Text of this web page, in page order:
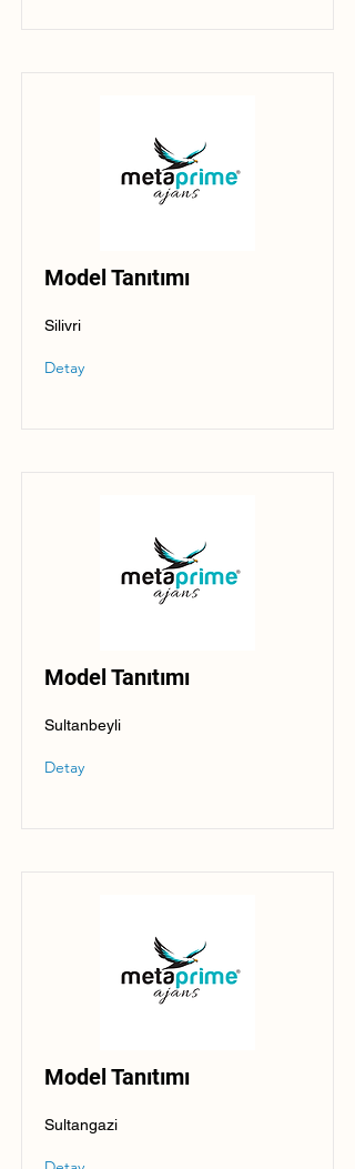
Model Tanıtımı
Silivri
Detay
Model Tanıtımı
Sultanbeyli
Detay
Model Tanıtımı
Sultangazi